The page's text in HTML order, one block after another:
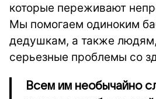
которые переживают
Мы помогаем одиноким
дедушкам, а также
серьезные проблемы со
Всем им необычайно